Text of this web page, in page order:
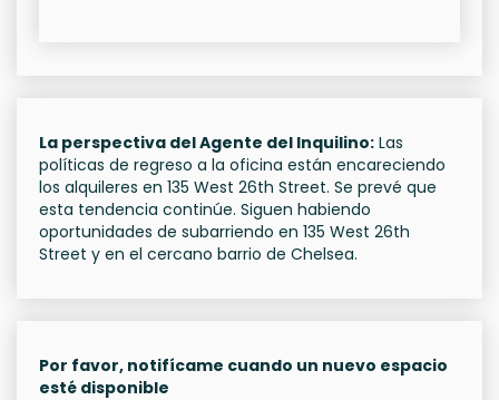
La perspectiva del Agente del Inquilino: Las
políticas de regreso a la oficina están encareciendo
los alquileres en 135 West 26th Street. Se prevé que
esta tendencia continúe. Siguen habiendo
oportunidades de subarriendo en 135 West 26th
Street y en el cercano barrio de Chelsea.
Por favor, notifícame cuando un nuevo espacio
esté disponible